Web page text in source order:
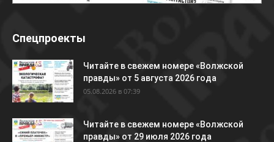
Спецпроекты
Читайте в свежем номере «Волжской
правды» от 5 августа 2026 года
05.08.2026 в 07:39
Читайте в свежем номере «Волжской
правды» от 29 июля 2026 года